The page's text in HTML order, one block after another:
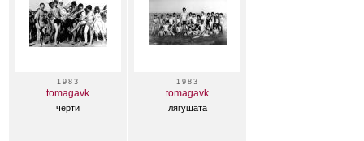
1983
tomagavk
черти
1983
tomagavk
лягушата